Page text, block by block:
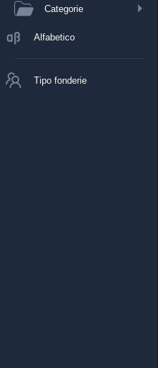
Categorie
Alfabetico
Tipo fonderie